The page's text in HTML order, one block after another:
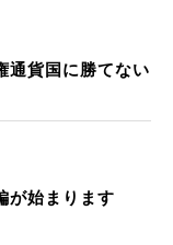
通貨国に勝てない
が始まります